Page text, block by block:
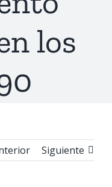
los
Siguiente